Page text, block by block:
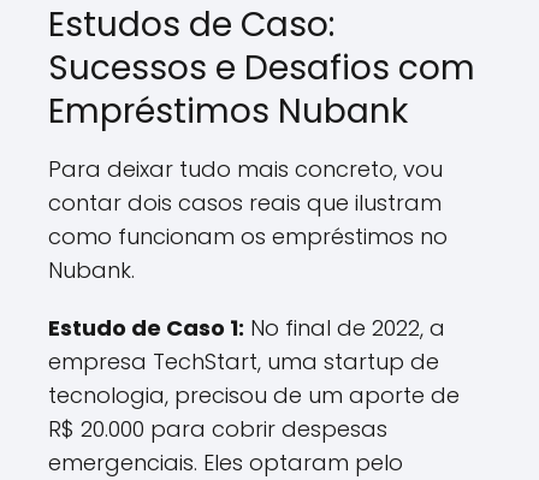
Estudos de Caso:
Sucessos e Desafios com
Empréstimos Nubank
Para deixar tudo mais concreto, vou
contar dois casos reais que ilustram
como funcionam os empréstimos no
Nubank.
Estudo de Caso 1: No final de 2022, a
empresa TechStart, uma startup de
tecnologia, precisou de um aporte de
R$ 20.000 para cobrir despesas
emergenciais. Eles optaram pelo